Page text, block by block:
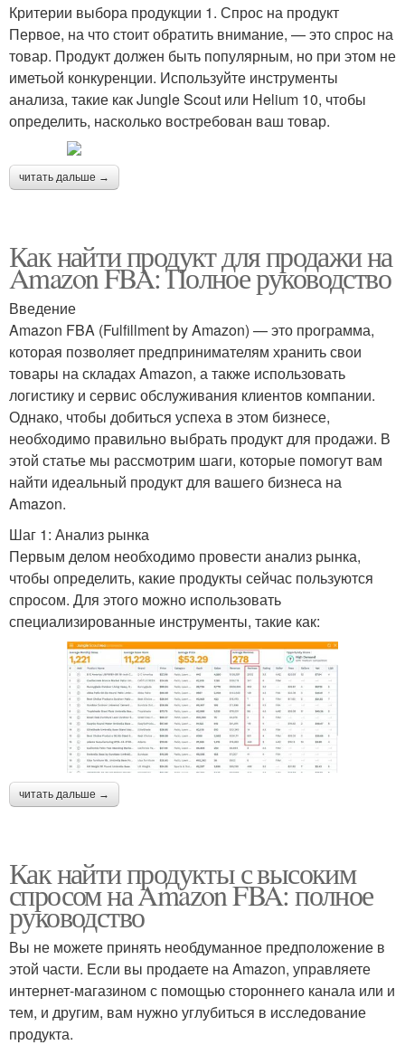
Критерии выбора продукции 1. Спрос на продукт
Первое, на что стоит обратить внимание, — это спрос на
товар. Продукт должен быть популярным, но при этом не
иметьой конкуренции. Используйте инструменты
анализа, такие как Jungle Scout или Helium 10, чтобы
определить, насколько востребован ваш товар.
читать дальше →
Как найти продукт для продажи на
Amazon FBA: Полное руководство
Введение
Amazon FBA (Fulfillment by Amazon) — это программа,
которая позволяет предпринимателям хранить свои
товары на складах Amazon, а также использовать
логистику и сервис обслуживания клиентов компании.
Однако, чтобы добиться успеха в этом бизнесе,
необходимо правильно выбрать продукт для продажи. В
этой статье мы рассмотрим шаги, которые помогут вам
найти идеальный продукт для вашего бизнеса на
Amazon.
Шаг 1: Анализ рынка
Первым делом необходимо провести анализ рынка,
чтобы определить, какие продукты сейчас пользуются
спросом. Для этого можно использовать
специализированные инструменты, такие как:
читать дальше →
Как найти продукты с высоким
спросом на Amazon FBA: полное
руководство
Вы не можете принять необдуманное предположение в
этой части. Если вы продаете на Amazon, управляете
интернет-магазином с помощью стороннего канала или и
тем, и другим, вам нужно углубиться в исследование
продукта.